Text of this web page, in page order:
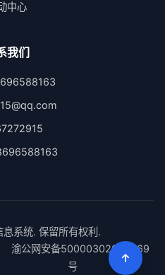
中心
我们
系统. 保留所有权利.
渝公网安备50000302000669
号